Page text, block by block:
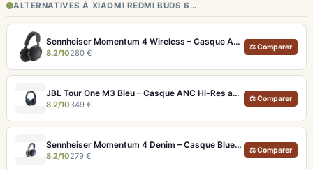
ALTERNATIVES À XIAOMI REDMI BUDS 6…
Sennheiser Momentum 4 Wireless – Casque ANC avec autonomie record 60h et son audiophile
8.2/10280 €
⚖ Comparer
JBL Tour One M3 Bleu – Casque ANC Hi-Res avec autonomie 70h et son spatial
8.2/10349 €
⚖ Comparer
Sennheiser Momentum 4 Denim – Casque Bluetooth ANC avec autonomie record 60h
8.2/10279 €
⚖ Comparer